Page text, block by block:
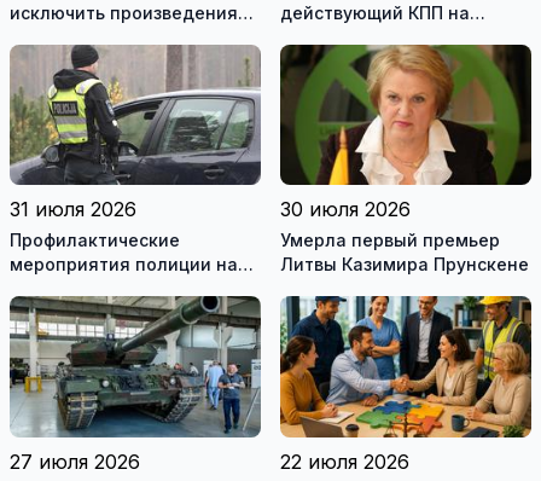
исключить произведения
рекомендуемой
литературы
действующий КПП на
31 июля 2026
Профилактические
мероприятия полиции на
30 июля 2026
Умерла первый премьер
Литвы Казимира Прунскене
27 июля 2026 22 июля 2026